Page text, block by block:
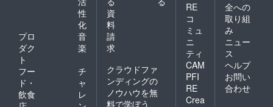
お渡し
いたし
ます。
「クラ
ウド
ファン
ディン
グ支援
者」で
ある旨
です ・
グルー
プで
シェア
利用は
可能で
期間：
・2025
年8月1
性
化
プロ
ダク
ト
音
楽
フー
ド・
飲食
チ
ャ
レ
資
料
請
求
クラウドファ
ンディングの
ノウハウを無
料で学ぼう
RE
コ
ミュ
ニ
ティ
CAM
PFI
RE
Crea
全への
取り組
み
ニュー
ス
ヘルプ
お問い
合わせ